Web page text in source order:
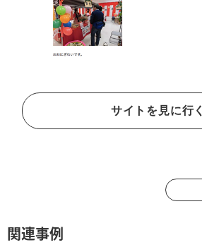
サイトを見に行く
関連事例